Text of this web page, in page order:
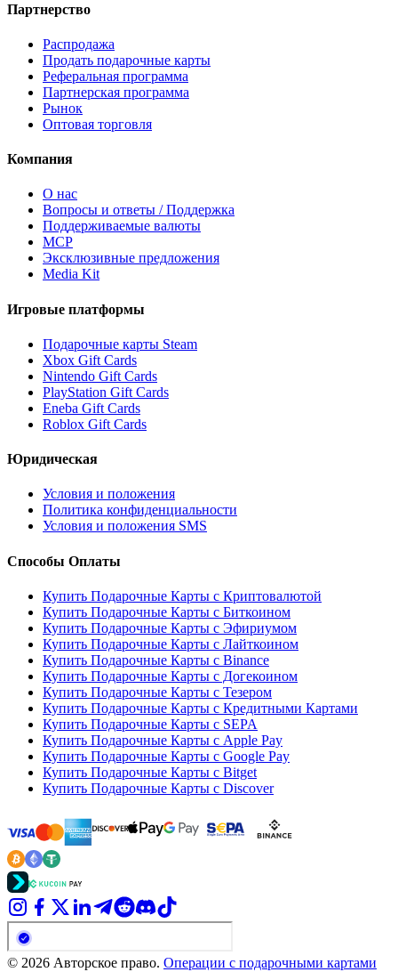
Партнерство
Распродажа
Продать подарочные карты
Реферальная программа
Партнерская программа
Рынок
Оптовая торговля
Компания
О нас
Вопросы и ответы / Поддержка
Поддерживаемые валюты
MCP
Эксклюзивные предложения
Media Kit
Игровые платформы
Подарочные карты Steam
Xbox Gift Cards
Nintendo Gift Cards
PlayStation Gift Cards
Eneba Gift Cards
Roblox Gift Cards
Юридическая
Условия и положения
Политика конфиденциальности
Условия и положения SMS
Способы Оплаты
Купить Подарочные Карты с Криптовалютой
Купить Подарочные Карты с Биткоином
Купить Подарочные Карты с Эфириумом
Купить Подарочные Карты с Лайткоином
Купить Подарочные Карты с Binance
Купить Подарочные Карты с Догекоином
Купить Подарочные Карты с Тезером
Купить Подарочные Карты с Кредитными Картами
Купить Подарочные Карты с SEPA
Купить Подарочные Карты с Apple Pay
Купить Подарочные Карты с Google Pay
Купить Подарочные Карты с Bitget
Купить Подарочные Карты с Discover
© 2026 Авторское право. Операции с подарочными картами